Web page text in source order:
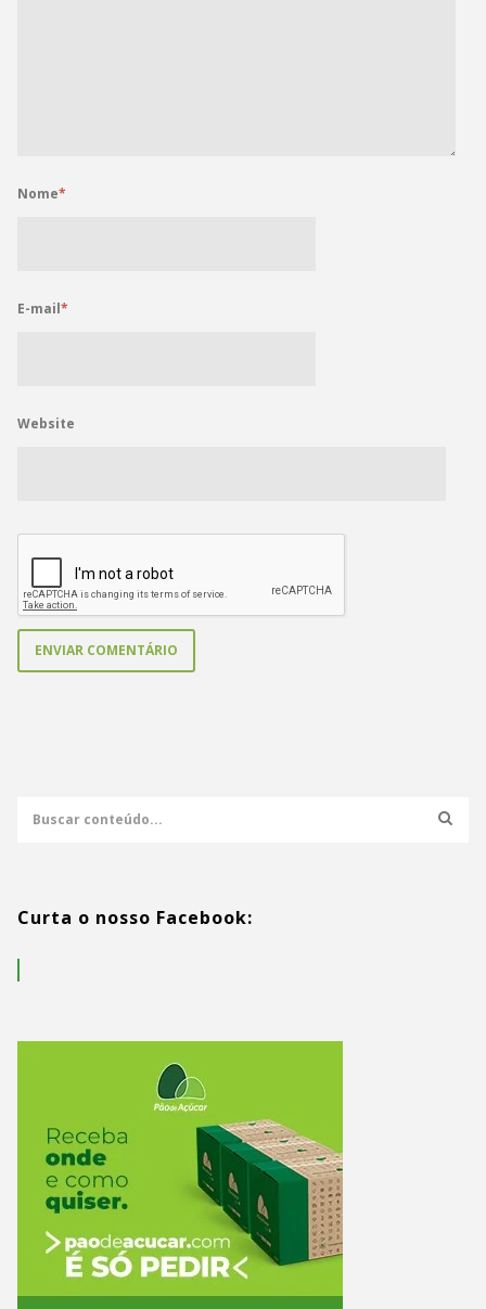
Nome*
E-mail*
Website
Curta o nosso Facebook: